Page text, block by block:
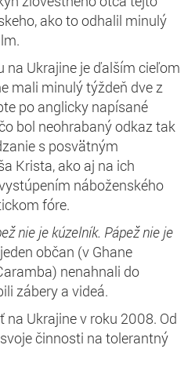
ako to odhalil minulý
Ukrajine je ďalším cieľom
mali minulý týždeň dve z
po anglicky napísané
bol neohrabaný odkaz tak
s posvätným
Krista, ako aj na ich
náboženského
fóre.
nie je kúzelník. Pápež nie je
občan (v Ghane
nenahnali do
zábery a videá.
Ukrajine v roku 2008. Od
činnosti na tolerantný